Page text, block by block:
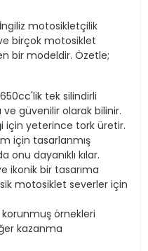
motosikletçilik
birçok motosiklet
bir modeldir. Özetle;
650cc'lik tek silindirli
güvenilir olarak bilinir.
için yeterince tork üretir.
için tasarlanmış
dayanıklı kılar.
ikonik bir tasarıma
motosiklet severler için
örnekleri
kazanma